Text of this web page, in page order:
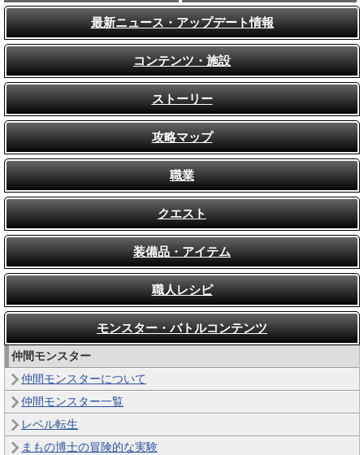
最新ニュース・アップデート情報
コンテンツ・施設
ストーリー
攻略マップ
職業
クエスト
装備品・アイテム
職人レシピ
モンスター・バトルコンテンツ
仲間モンスター
仲間モンスターについて
仲間モンスター一覧
レベル転生
まもの博士の冒険的な実験